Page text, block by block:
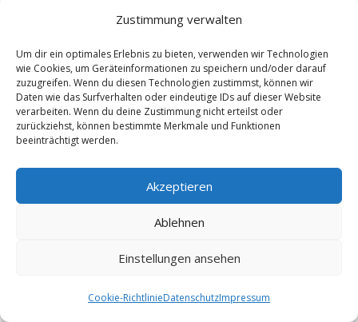
Zustimmung verwalten
Um dir ein optimales Erlebnis zu bieten, verwenden wir Technologien
wie Cookies, um Geräteinformationen zu speichern und/oder darauf
zuzugreifen. Wenn du diesen Technologien zustimmst, können wir
Daten wie das Surfverhalten oder eindeutige IDs auf dieser Website
verarbeiten. Wenn du deine Zustimmung nicht erteilst oder
zurückziehst, können bestimmte Merkmale und Funktionen
beeinträchtigt werden.
Akzeptieren
Ablehnen
Einstellungen ansehen
Cookie-RichtlinieDatenschutzImpressum
Monteurzimmer Frickingen Baden
Donau
(12.15 km)
Monteurzimmer Konstanz Pfullendorf
(12.25 km)
Monteurzimmer Hilzingen (12.26 km)
Monteurzimmer Pfullendorf Baden (12.29 km)
Monteurzimmer Salem Baden
Monteurzimmer Uhldingen-Mühlhofen
Monteurzimmer Gottmadingen
Monteurzimmer Öhningen Bodensee
Monteurzimmer Konstanz